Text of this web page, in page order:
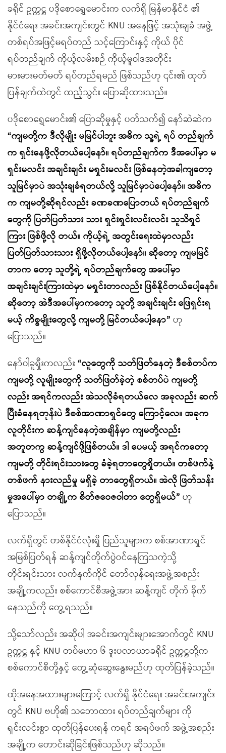
ခရိုင် ဥက္ကဋ္ဌ ပဒိုစောရွှေမောင်းက လက်ရှိ မြန်မာနိုင်ငံ ၏
နိုင်ငံရေး အခင်းအကျင်းတွင် KNU အနေဖြင့် အသုံးချခံ အဖွဲ့
တစ်ရပ်အဖြင့်မရပ်တည် သင့်ကြောင်းနှင့် ကိုယ် ပိုင်
ရပ်တည်ချက် ကိုယ့်လမ်းစဉ် ကိုယ့်မူဝါဒအတိုင်း
မားမားမတ်မတ် ရပ်တည်ရမည် ဖြစ်သည်ဟု ၎င်း၏ ထုတ်
ပြန်ချက်ထဲတွင် ထည့်သွင်း ပြောဆိုထားသည်။
ပဒိုစောရွှေမောင်း၏ ပြောဆိုမှုနှင့် ပတ်သက်၍ နော်ဆဲဆဲက
“ကျမတို့က ဒီလိုမျိုး မမြင်ပါဘူး အဓိက သူ့ရဲ့ ရပ် တည်ချက်
က ရှင်းနေဖို့လိုတယ်ပေါ့နော်။ ရပ်တည်ချက်က ဒီအပေါ်မှာ မ
ရှင်းမလင်း အချင်းချင်း မရှင်းမလင်း ဖြစ်နေတဲ့အခါကျတော့
သူမြင်မှာပဲ အသုံးချခံရတယ်လို့ သူမြင်မှာပဲပေါ့နော်။ အဓိက
က ကျမတို့ဆိုရင်လည်း ခဏခဏပြောတယ် ရပ်တည်ချက်
တွေကို ပြတ်ပြတ်သား သား ရှင်းရှင်းလင်းလင်း သူသိရှင်
ကြား ဖြစ်ဖို့လို တယ်။ ကိုယ့်ရဲ့ အတွင်းရေးထဲမှာလည်း
ပြတ်ပြတ်သားသား ရှိဖို့လိုတယ်ပေါ့နော်။ ဆိုတော့ ကျမမြင်
တာက တော့ သူတို့ရဲ့ ရပ်တည်ချက်တွေ အပေါ်မှာ
အချင်းချင်းကြားထဲမှာ မရှင်းတာလည်း ဖြစ်နိုင်တယ်ပေါ့နော်။
ဆိုတော့ အဲဒီအပေါ်မှာကတော့ သူတို့ အချင်းချင်း ဖြေရှင်းရ
မယ့် ကိစ္စမျိုးတွေလို့ ကျမတို့ မြင်တယ်ပေါ့နော” ဟု
ပြောသည်။
နော်ဝါခူရှီးကလည်း “လူတွေကို သတ်ဖြတ်နေတဲ့ ဒီစစ်တပ်က
ကျမတို့ လူမျိုးတွေကို သတ်ဖြတ်ခဲ့တဲ့ စစ်တပ်ပဲ ကျမတို့
လည်း အရင်ကလည်း အဲသလိုခံရတယ်လေ အခုလည်း ဆက်
ပြီးခံနေရတုန်းပဲ ဒီစစ်အာဏာရှင်တွေ ကြောင့်လေ။ အခုက
လူတိုင်းက ဆန့်ကျင်နေတဲ့အချိန်မှာ ကျမတို့လည်း
အတူတကွ ဆန့်ကျင်ဖို့ဖြစ်တယ်။ ဒါ ပေမယ့် အရင်ကတော့
ကျမတို့ တိုင်းရင်းသားတွေ ခံခဲ့ရတာတွေရှိတယ်။ တစ်ဖက်နဲ့
တစ်ဖက် နားလည်မှု မရှိခဲ့ တာတွေရှိတယ်။ အဲလို ဖြတ်သန်း
မှုအပေါ်မှာ တချို့က စိတ်ဇဝေဇဝါတာ တွေရှိမယ်” ဟု
ပြောသည်။
လက်ရှိတွင် တစ်နိုင်ငံလုံးရှိ ပြည်သူများက စစ်အာဏာရှင်
အမြစ်ပြတ်ရန် ဆန့်ကျင်တိုက်ပွဲဝင်နေကြသကဲ့သို့
တိုင်းရင်းသား လက်နက်ကိုင် တော်လှန်ရေးအဖွဲ့အစည်း
အချို့ကလည်း စစ်ကောင်စီအဖွဲ့အား ဆန့်ကျင် တိုက် ခိုက်
နေသည်ကို တွေ့ရသည်။
သို့သော်လည်း အဆိုပါ အခင်းအကျင်းများအောက်တွင် KNU
ဥက္ကဋ္ဌ နှင့် KNU တပ်မဟာ ၆ ဒူးပလာယာခရိုင် ဥက္ကဋ္ဌတို့က
စစ်ကောင်စီတို့နှင့် တွေ့ဆုံဆွေးနွေးမည်ဟု ထုတ်ပြန်ခဲ့သည်။
ထိုအနေအထားများကြောင့် လက်ရှိ နိုင်ငံရေး အခင်းအကျင်း
တွင် KNU ဗဟို၏ သဘောထား ရပ်တည်ချက်များ ကို
ရှင်းလင်းစွာ ထုတ်ပြန်ပေးရန် ကရင် အရပ်ဖက် အဖွဲ့အစည်း
အချို့က တောင်းဆိုခြင်းဖြစ်သည်ဟု ဆိုသည်။